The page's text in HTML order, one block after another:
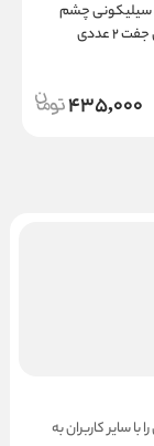
سیلیکونی چشم
مدل سه بعدی جفت ۲ عددی
435,000
با سایر کاربران به